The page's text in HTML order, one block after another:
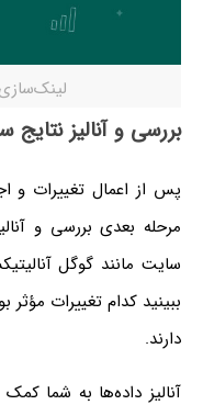
بررسی و آنالیز نتایج
پس از اعمال تغییرات و
مرحله بعدی بررسی و
سایت مانند گوگل
ببینید کدام تغییرات
دارند.
آنالیز داده‌ها به شما